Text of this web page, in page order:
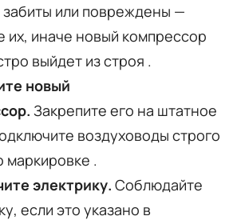
забиты или повреждены —
их, иначе новый компрессор
выйдет из строя .
новый
Закрепите его на штатное
воздуховоды строго
маркировке .
электрику. Соблюдайте
если это указано в